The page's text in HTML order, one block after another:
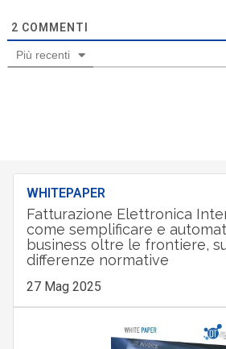
2 COMMENTI
Più recenti
WHITEPAPER
Fatturazione Elettronica
come semplificare e
business oltre le frontiere,
differenze normative
27 Mag 2025